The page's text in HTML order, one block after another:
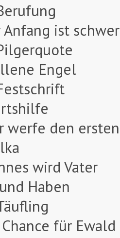
ist schwer
Engel
werfe den
wird Vater
Haben
für Ewald